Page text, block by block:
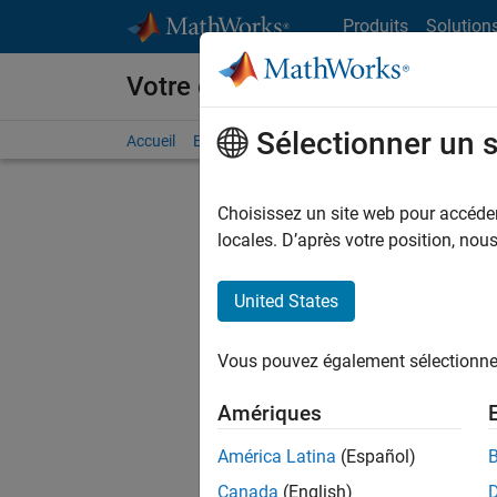
Produits
Votre carrière chez MathWorks
Accueil Explorer nos opportunités Adresses de
FILTRER
d'offre
Les
Sélectionner un
Choisissez un site web pour
locales. D’après votre position,
United States
Vous pouvez également
Amériques
América Latina (Español)
Canada (English)